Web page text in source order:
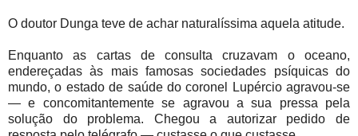
O doutor Dunga teve de achar naturalíssima aquela atitude.
Enquanto as cartas de consulta cruzavam o oceano,
endereçadas às mais famosas sociedades psíquicas do
mundo, o estado de saúde do coronel Lupércio agravou-se
— e concomitantemente se agravou a sua pressa pela
solução do problema. Chegou a autorizar pedido de